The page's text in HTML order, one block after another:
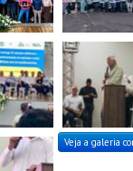
Veja a galeria